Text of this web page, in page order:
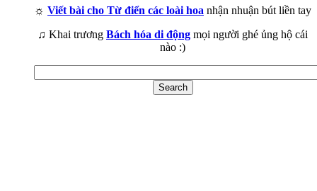
☼ Viết bài cho Từ điển các loài hoa nhận nhuận bút liền tay
♫ Khai trương Bách hóa di động mọi người ghé ủng hộ cái
nào :)